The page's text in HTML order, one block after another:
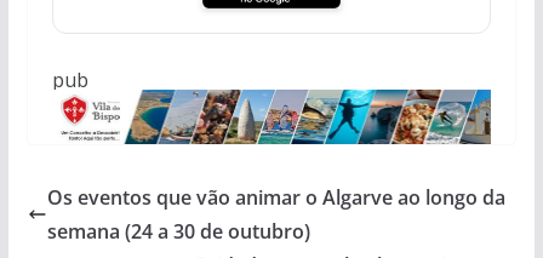
pub
Os eventos que vão animar o Algarve ao longo da
semana (24 a 30 de outubro)